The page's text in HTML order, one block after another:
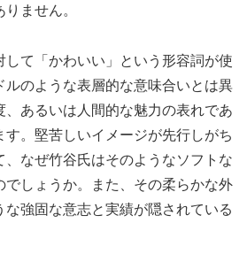
ません。
して「かわいい」という形容詞が使
ルのような表層的な意味合いとは異
、あるいは人間的な魅力の表れであ
す。堅苦しいイメージが先行しがち
、なぜ竹谷氏はそのようなソフトな
でしょうか。また、その柔らかな外
な強固な意志と実績が隠されている